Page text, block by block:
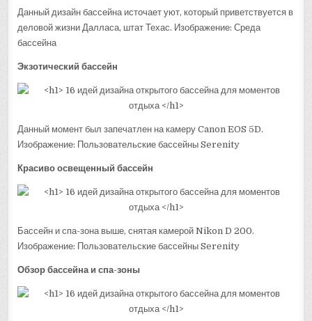
Данный дизайн бассейна источает уют, который приветствуется в
деловой жизни Далласа, штат Техас. Изображение: Среда
бассейна
Экзотический бассейн
Данный момент был запечатлен на камеру Canon EOS 5D.
Изображение: Пользовательские бассейны Serenity
Красиво освещенный бассейн
Бассейн и спа-зона выше, снятая камерой Nikon D 200.
Изображение: Пользовательские бассейны Serenity
Обзор бассейна и спа-зоны